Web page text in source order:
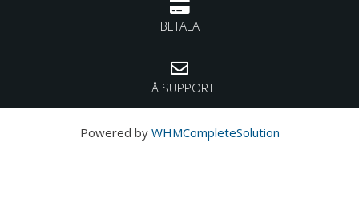
BETALA
FÅ SUPPORT
Powered by WHMCompleteSolution